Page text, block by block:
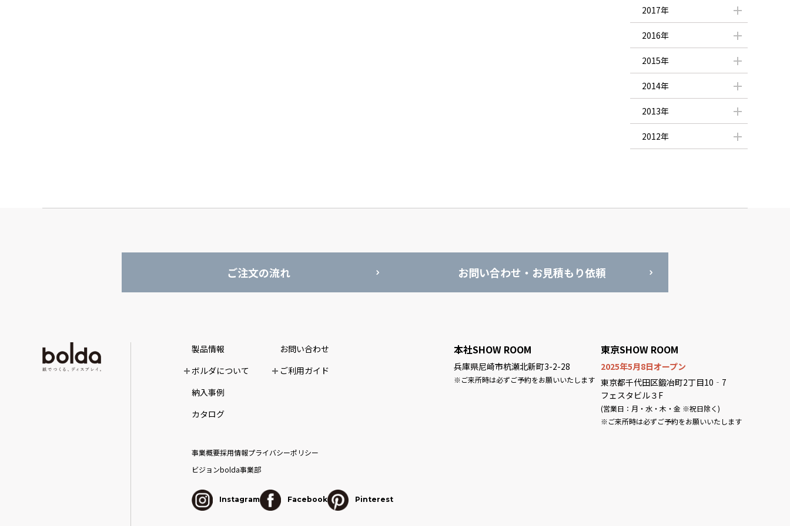
2017年
2016年
2015年
2014年
2013年
2012年
ご注文の流れ お問い合わせ・お見積もり依頼
製品情報
ボルダについて
納入事例
カタログ
お問い合わせ
ご利用ガイド
事業概要採用情報プライバシーポリシー
ビジョンbolda事業部
Instagram Facebook Pinterest
本社SHOW ROOM
兵庫県尼崎市杭瀬北新町3-2-28
※ご来所時は必ずご予約をお願いいたします
東京SHOW ROOM
2025年5月8日オープン
東京都千代田区鍛冶町2丁目10‐7
フェスタビル３F
(営業日：月・水・木・金 ※祝日除く)
※ご来所時は必ずご予約をお願いいたします